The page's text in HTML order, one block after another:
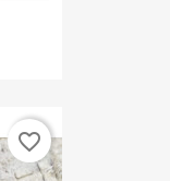
favorite_border